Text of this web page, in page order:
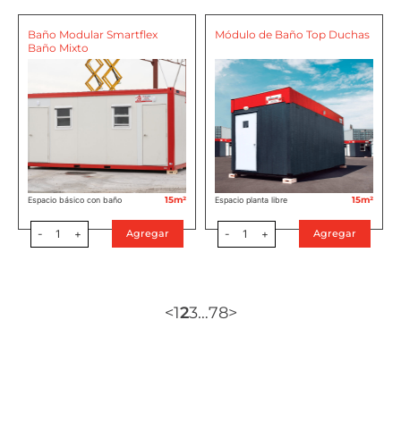
Baño Modular Smartflex
Baño Mixto
Espacio básico con baño 15m²
- 1 + Agregar
Módulo de Baño Top Duchas
Espacio planta libre 15m²
- 1 + Agregar
<123…78>